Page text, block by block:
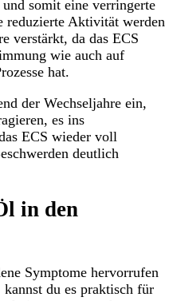
somit eine verringerte
Aktivität werden
verstärkt, da das ECS
wie auch auf
hat.
der Wechseljahre ein,
es ins
ECS wieder voll
deutlich
in den
Symptome hervorrufen
du es praktisch für